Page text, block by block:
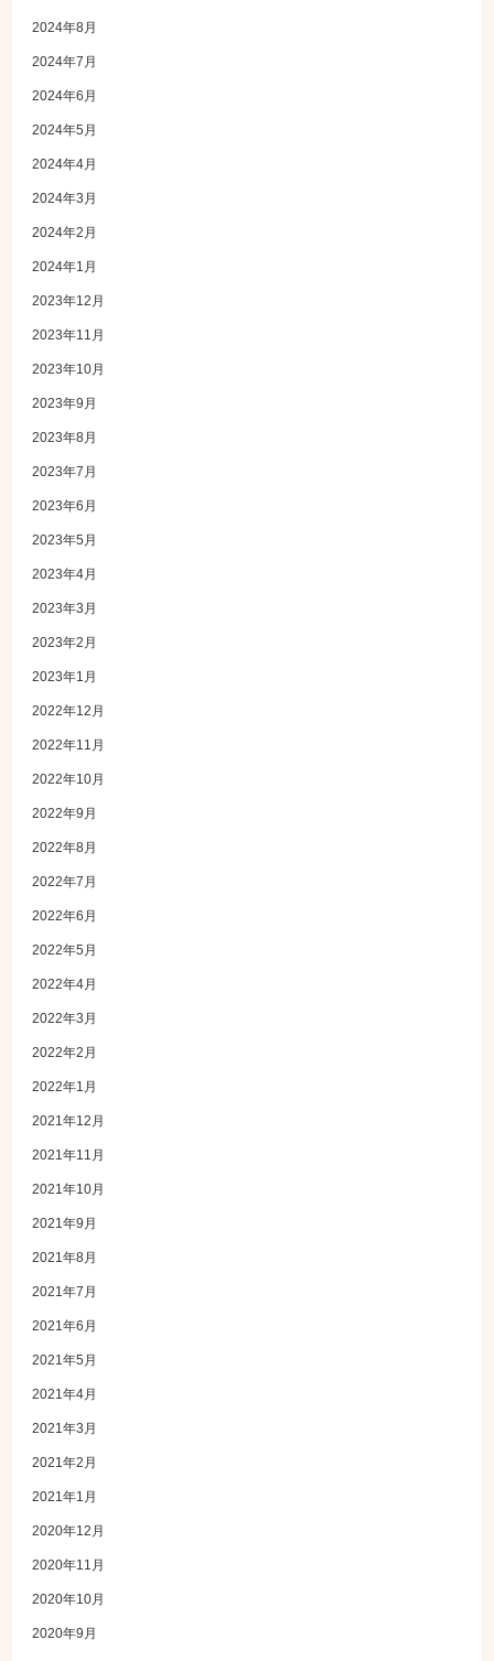
2024年8月
2024年7月
2024年6月
2024年5月
2024年4月
2024年3月
2024年2月
2024年1月
2023年12月
2023年11月
2023年10月
2023年9月
2023年8月
2023年7月
2023年6月
2023年5月
2023年4月
2023年3月
2023年2月
2023年1月
2022年12月
2022年11月
2022年10月
2022年9月
2022年8月
2022年7月
2022年6月
2022年5月
2022年4月
2022年3月
2022年2月
2022年1月
2021年12月
2021年11月
2021年10月
2021年9月
2021年8月
2021年7月
2021年6月
2021年5月
2021年4月
2021年3月
2021年2月
2021年1月
2020年12月
2020年11月
2020年10月
2020年9月